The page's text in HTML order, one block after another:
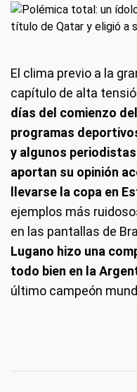
El clima previo a la
capítulo de alta
días del comienzo
programas
y algunos
aportan su opinión
llevarse la copa en
ejemplos más
en las pantallas de
Lugano hizo una
todo bien en la
último campeón